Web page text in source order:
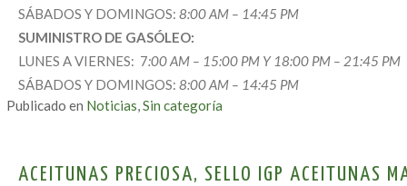
SÁBADOS Y DOMINGOS: 8:00 AM – 14:45 PM
SUMINISTRO DE GASÓLEO:
LUNES A VIERNES: 7:00 AM – 15:00 PM Y 18:00 PM – 21:45 PM
SÁBADOS Y DOMINGOS: 8:00 AM – 14:45 PM
Publicado en Noticias,Sin categoría
ACEITUNAS PRECIOSA, SELLO IGP ACEITUNAS